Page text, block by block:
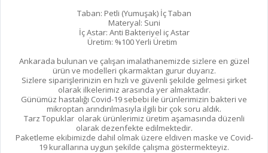
Taban: Petli (Yumuşak) İç Taban
Materyal: Suni
İç Astar: Anti Bakteriyel iç Astar
Üretim: %100 Yerli Üretim
Ankarada bulunan ve çalışan imalathanemizde sizlere en güzel
ürün ve modelleri çıkarmaktan gurur duyarız.
Sizlere siparişlerinizin en hızlı ve güvenli şekilde gelmesi şirket
olarak ilkelerimiz arasında yer almaktadır.
Günümüz hastalığı Covid-19 sebebi ile ürünlerimizin bakteri ve
mikroptan arındırılmasıyla ilgili bir çok soru aldık.
Tarz Topuklar olarak ürünlerimiz üretim aşamasında düzenli
olarak dezenfekte edilmektedir.
Paketleme ekibimizde dahil olmak üzere eldiven maske ve Covid-
19 kurallarına uygun şekilde çalışma göstermekteyiz.